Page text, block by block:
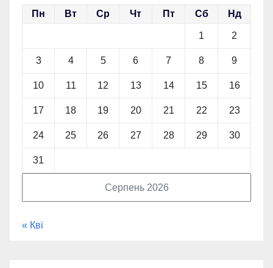
Серпень 2026
Пн Вт Ср Чт Пт Сб Нд
1 2
3 4 5 6 7 8 9
10 11 12 13 14 15 16
17 18 19 20 21 22 23
24 25 26 27 28 29 30
31
« Кві